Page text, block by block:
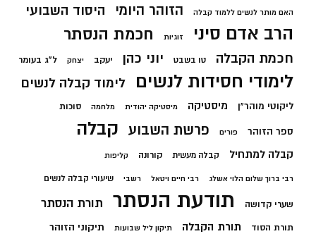
האם מותר לנשים ללמוד קבלה הזוהר היומי היסוד השבועי
הרב אדם סיני זוגיות חכמת הנסתר
חכמת הקבלה טו בשבט יוני כהן יעקב יצחק ל"ג בעומר
לימודי חסידות לנשים לימוד קבלה לנשים
ליקוטי מוהר"ן מיסטיקה מיסטיקה יהודית מלחמה סוכות
ספר הזוהר פורים פרשת השבוע קבלה
קבלה למתחיל קבלה מעשית קורונה קליפות
רבי ברוך שלום הלוי אשלג רבי חיים ויטאל רשבי שיעורי קבלה לנשים
שערי קדושה תודעת הנסתר תורת הנסתר
תורת הסוד תורת הקבלה תיקון ליל שבועות תיקוני הזוהר